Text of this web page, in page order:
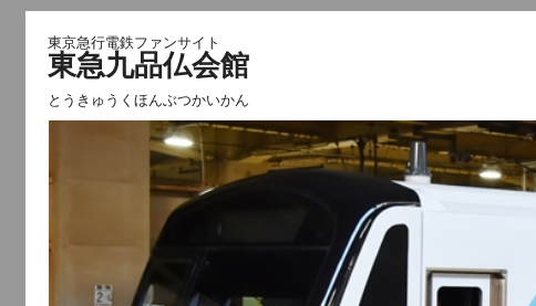
東京急行電鉄ファンサイト
東急九品仏会館
とうきゅうくほんぶつかいかん